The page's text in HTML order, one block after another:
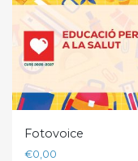
Fotovoice
€0,00